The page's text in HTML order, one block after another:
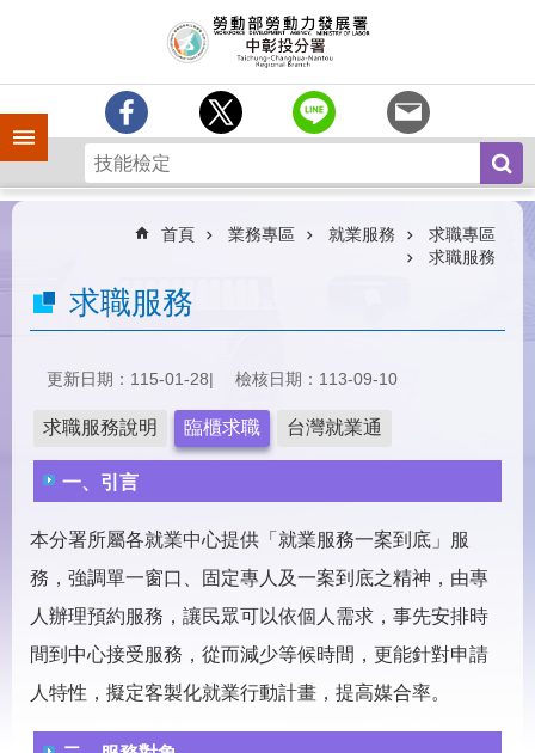
手機側欄
中
分
簡
務
見
答
載
區
首頁 業務專區 就業服務
求職專區
求職服務
求職服務
更新日期：115-01-28 檢核日期：113-09-10
求職服務說明 臨櫃求職 台灣就業通
一、引言
本分署所屬各就業中心提供「就業服務一案到底」服
務，強調單一窗口、固定專人及一案到底之精神，由專
人辦理預約服務，讓民眾可以依個人需求，事先安排時
間到中心接受服務，從而減少等候時間，更能針對申請
人特性，擬定客製化就業行動計畫，提高媒合率。